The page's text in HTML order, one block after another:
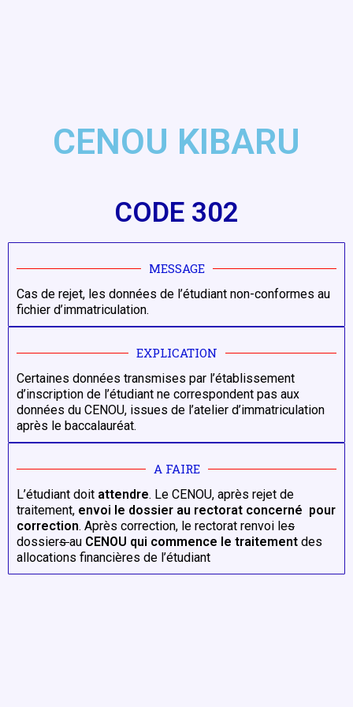
CENOU KIBARU
CODE 302
MESSAGE
Cas de rejet, les données de l’étudiant non-conformes au
fichier d’immatriculation.
EXPLICATION
Certaines données transmises par l’établissement
d’inscription de l’étudiant ne correspondent pas aux
données du CENOU, issues de l’atelier d’immatriculation
après le baccalauréat.
A FAIRE
L’étudiant doit attendre. Le CENOU, après rejet de
traitement, envoi le dossier au rectorat concerné pour
correction. Après correction, le rectorat renvoi les
dossiersau CENOU qui commence le traitement des
allocations financières de l’étudiant